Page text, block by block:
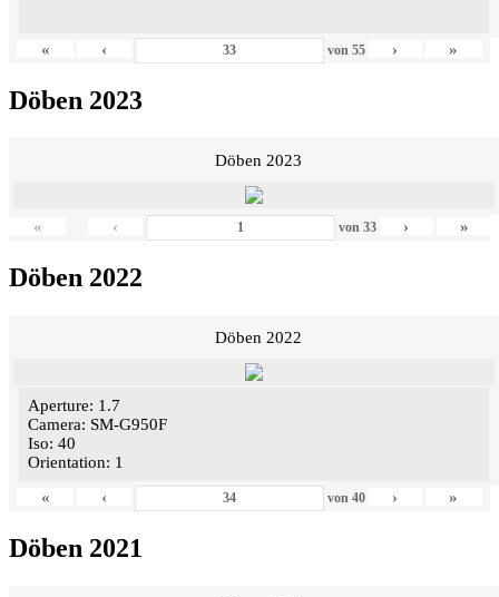
« ‹ von 55 › »
Döben 2023
Döben 2023
« ‹ von 33 › »
Döben 2022
Döben 2022
Aperture: 1.7
Camera: SM-G950F
Iso: 40
Orientation: 1
«
‹ von 40 › »
Döben 2021